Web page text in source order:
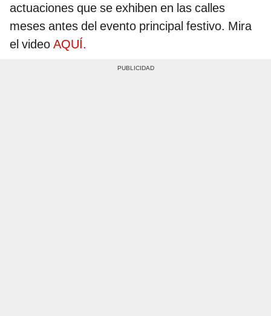
actuaciones que se exhiben en las calles
meses antes del evento principal festivo. Mira
el video AQUÍ.